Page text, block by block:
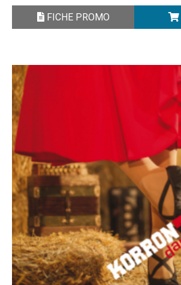
FICHE PROMO